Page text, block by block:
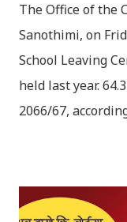
The Office of the
Sanothimi, on
School Leaving
held last year.
2066/67,
Download the file
Congratulations